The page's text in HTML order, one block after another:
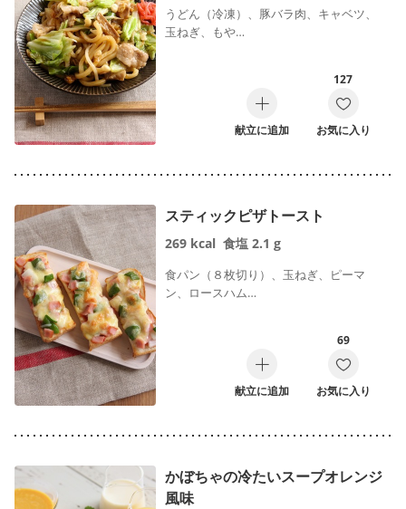
うどん（冷凍）、豚バラ肉、キャベツ、
玉ねぎ、もや…
献立に追加
127
お気に入り
スティックピザトースト
269 kcal 食塩 2.1 g
食パン（８枚切り）、玉ねぎ、ピーマ
ン、ロースハム…
献立に追加
69
お気に入り
かぼちゃの冷たいスープオレンジ
風味